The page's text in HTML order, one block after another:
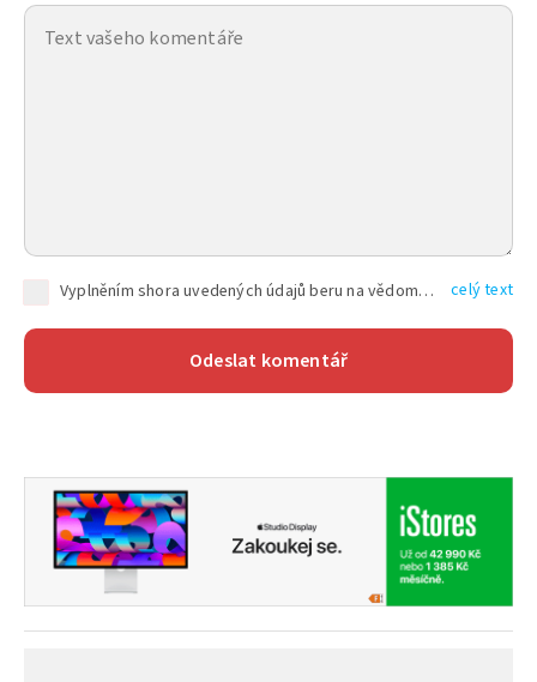
Vyplněním shora uvedených údajů beru na vědomí, že společnost TEXT FACTORY s.r.o., sídlem Brno, Durďákova 336/29, Černá Pole, PSČ: 613 00, IČ: 06157831, zapsané u Krajského soudu v Brně, oddíl C, vložka 100399, bude zpracovávat mé osobní údaje uvedené v rámci mnou vyplněného registračního formuláře na základě oprávněných zájmů TEXT FACTORY s.r.o. dle čl. 6 odst. 1 písm. f) GDPR a pro splnění právních povinností (čl. 6 odst. 1 písm. c) GDPR), a to pro tyto účely: nezbytnost zajistit oprávnění návštěvníka webových stránek provozovaných společností TEXT FACTORY s.r.o. přispívat aktivně ke zveřejněným článkům nebo v rámci diskusních fór a výkon práv TEXT FACTORY s.r.o. jako administrátora těchto diskusních fór. Více informací o zpracování osobních údajů a právech lze nalézt v celý text